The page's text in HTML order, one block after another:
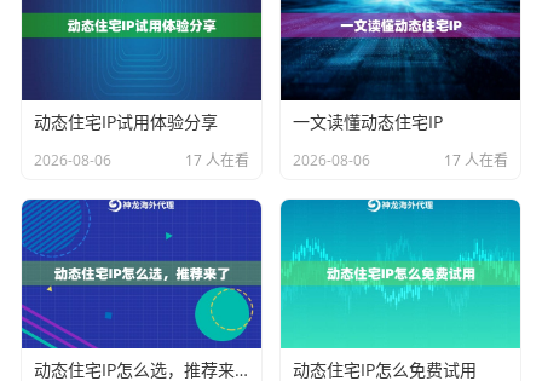
电商店铺或管理大量广告账户的团队，核心需求是I
P的纯净度、地区广泛性以及高并发稳定性。企业级
覆盖全球200+国家/地区，每日提供海量
去重IP资源，能有效避免账号因IP重复或污染导致
常规跨境运营与社媒营销
：日常的商品管理、内容
发布、广告效果测试等业务，对IP的
真实性、灵活
性和成本更为敏感。 动态住宅IP套餐提供了主流市
场的住宅IP资源，支持1-120分钟的自定义会话时
长，既能满足单次操作的环境真实性要求，又可通
动态住宅IP试用体验分享
2026-08-06 17 人在看
一文读懂动态住宅IP
2026-08-06 17 人在看
动态住宅IP怎么选，推荐来了 动态住宅IP怎么免费试用